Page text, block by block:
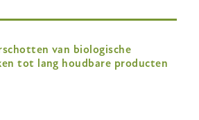
van biologische
tot lang houdbare producten